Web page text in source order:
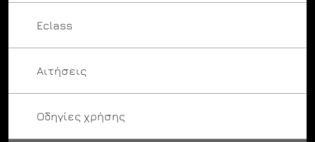
Eclass
Αιτήσεις
Οδηγίες χρήσης